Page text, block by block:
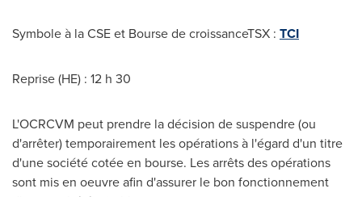
Symbole à la CSE et Bourse de croissanceTSX : TCI
Reprise (HE) : 12 h 30
L'OCRCVM peut prendre la décision de suspendre (ou
d'arrêter) temporairement les opérations à l'égard d'un titre
d'une société cotée en bourse. Les arrêts des opérations
sont mis en oeuvre afin d'assurer le bon fonctionnement